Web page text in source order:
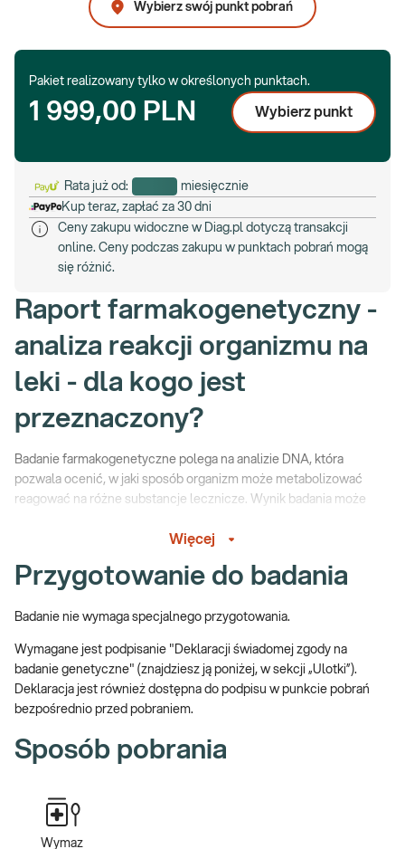
Wybierz swój punkt pobrań
Pakiet realizowany tylko w określonych punktach.
1 999,00 PLN Wybierz punkt
Rata już od:
miesięcznie
Kup teraz, zapłać za 30 dni
Ceny zakupu widoczne w Diag.pl dotyczą transakcji
online. Ceny podczas zakupu w punktach pobrań mogą
się różnić.
Raport farmakogenetyczny -
analiza reakcji organizmu na
leki - dla kogo jest
przeznaczony?
Badanie farmakogenetyczne polega na analizie DNA, która
pozwala ocenić, w jaki sposób organizm może metabolizować
reagować na różne substancje lecznicze. Wynik badania może
inne leczenie, jeśli u pacjenta występuje zwiększone ryzyko
W badaniu analizowane są
Wybrane warianty genetyczne mogą wpływać na reakcję
leków stosowanych w psychiatrii, kardiologii, leczeniu bólu i
onkologii.
Badanie rekomendowane jest:
· przed rozpoczęciem długotrwałego leczenia,
wymagających indywidualnego doboru terapii,
· jeśli leczenie okazało się nieskuteczne, gdy w przeszłości
Więcej
Przygotowanie do badania
Badanie nie wymaga specjalnego przygotowania.
Wymagane jest podpisanie "Deklaracji świadomej zgody na
badanie genetyczne" (znajdziesz ją poniżej, w sekcji „Ulotki”).
Deklaracja jest również dostępna do podpisu w punkcie pobrań
bezpośrednio przed pobraniem.
Sposób pobrania
Wymaz